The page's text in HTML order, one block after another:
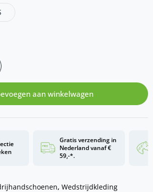
aan winkelwagen
Gratis verzending in
Nederland vanaf €
59,-*.
, Wedstrijdkleding